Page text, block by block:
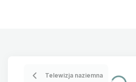
Telewizja naziemna